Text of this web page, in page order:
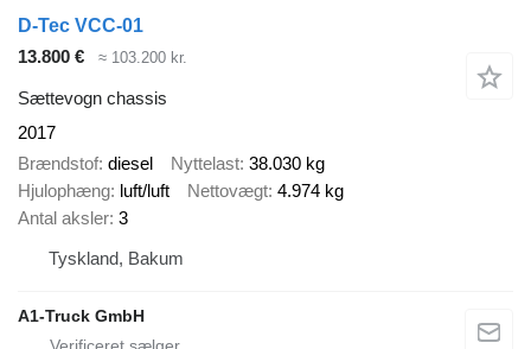
D-Tec VCC-01
13.800 €
≈ 103.200 kr.
Sættevogn chassis
2017
Brændstof diesel Nyttelast 38.030 kg
Hjulophæng luft/luft Nettovægt 4.974 kg
Antal aksler 3
Tyskland, Bakum
A1-Truck GmbH